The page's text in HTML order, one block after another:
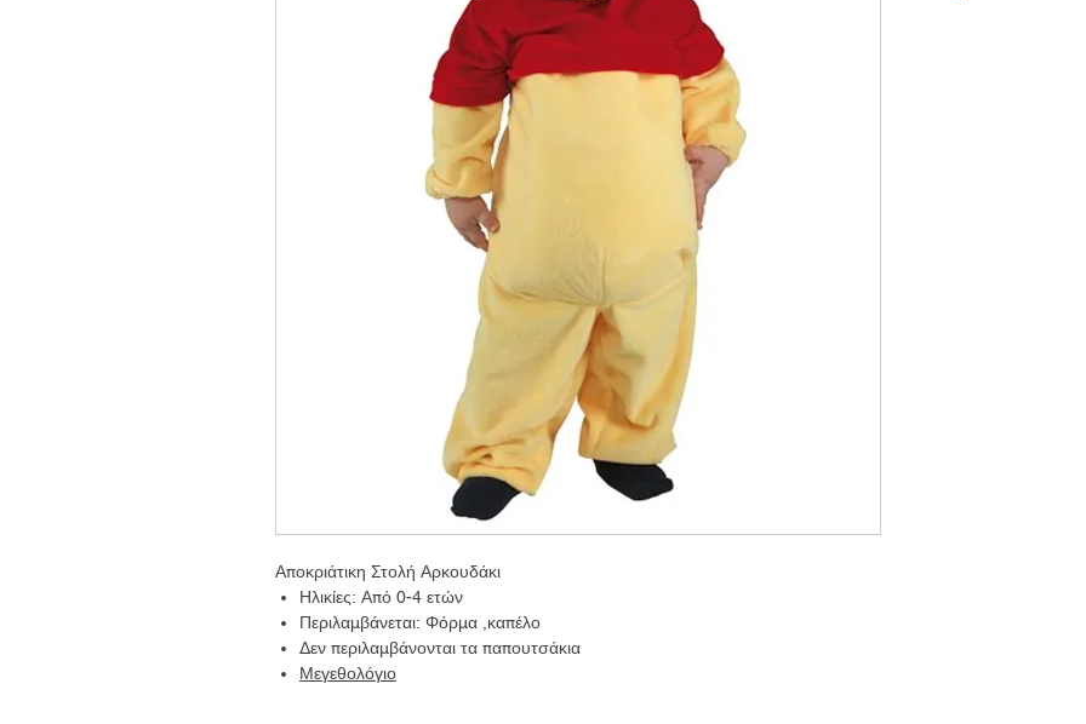
Αποκριάτικη Στολή Αρκουδάκι
Ηλικίες: Από 0-4 ετών
Περιλαμβάνεται: Φόρμα ,καπέλο
Δεν περιλαμβάνονται τα παπουτσάκια
Μεγεθολόγιο